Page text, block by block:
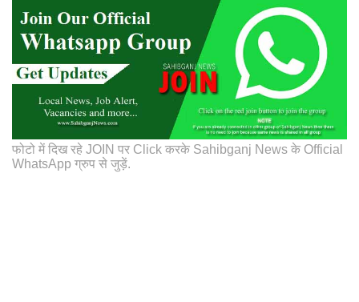
फोटो में दिख रहे JOIN पर Click करके Sahibganj News के Official
WhatsApp ग्रुप से जुड़ें.